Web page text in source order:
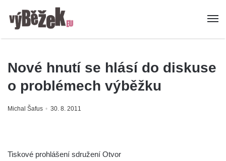
Nové hnutí se hlásí do diskuse
o problémech výběžku
Michal Šafus 30. 8. 2011
Tiskové prohlášení sdružení Otvor